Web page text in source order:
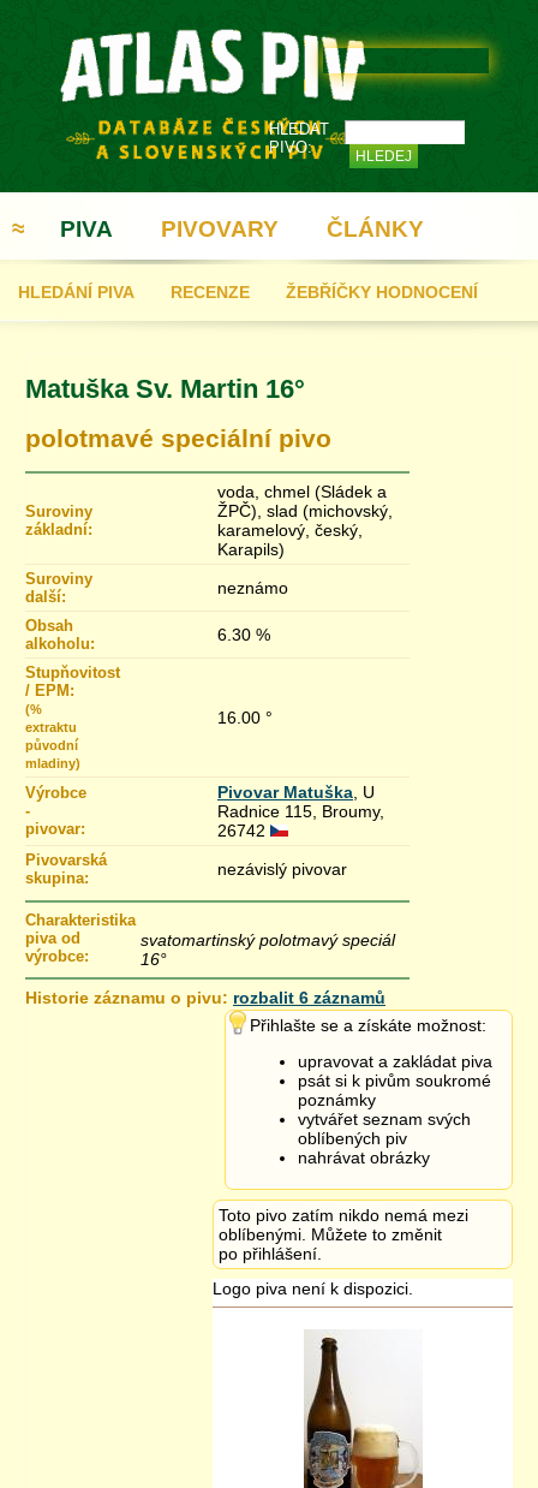
HLEDAT
PIVO:
≈ PIVA
HLEDÁNÍ PIVA RECENZE ŽEBŘÍČKY HODNOCENÍ
PIVOVARY ČLÁNKY
REGISTRACE
Matuška Sv. Martin 16°
polotmavé speciální pivo
Suroviny
základní:
voda, chmel (Sládek a
ŽPČ), slad (michovský,
karamelový, český,
Karapils)
Suroviny
další:
neznámo
Obsah
alkoholu:
6.30 %
Stupňovitost
/ EPM:
(%
extraktu
původní
mladiny)
16.00 °
Výrobce
-
pivovar:
Pivovar Matuška , U
Radnice 115, Broumy,
26742
Pivovarská
skupina:
nezávislý pivovar
Charakteristika
piva od
výrobce:
svatomartinský polotmavý speciál
16°
Historie záznamu o pivu: rozbalit 6 záznamů
„svatomartinský polotmavý
Přihlašte se a získáte možnost:
upravovat a zakládat piva
psát si k pivům soukromé
poznámky
vytvářet seznam svých
oblíbených piv
nahrávat obrázky
Toto pivo zatím nikdo nemá mezi
oblíbenými. Můžete to změnit
po přihlášení.
Logo piva není k dispozici.